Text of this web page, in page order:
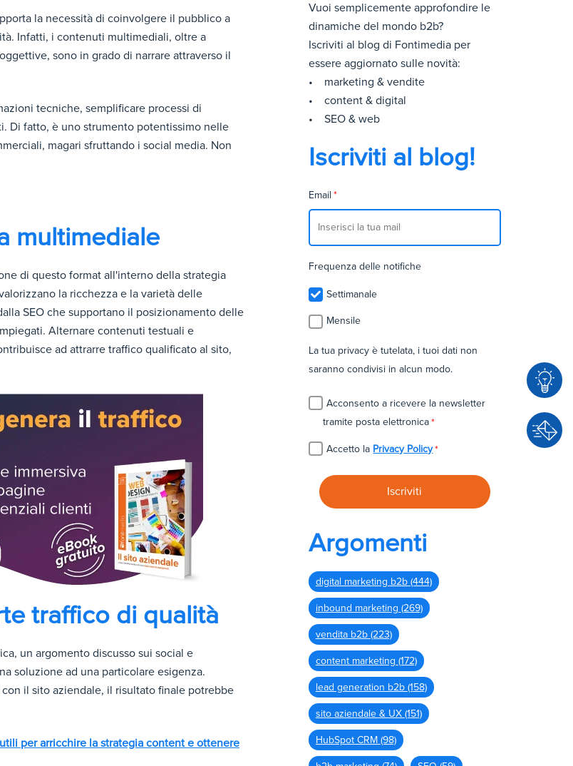
C
o
la necessità di coinvolgere il pubblico a
Infatti, i contenuti multimediali, oltre a
sono in grado di narrare attraverso il
tecniche, semplificare processi di
Di fatto, è uno strumento potentissimo nelle
magari sfruttando i social media. Non
multimediale
di questo format all'interno della strategia
la ricchezza e la varietà delle
SEO che supportano il posizionamento delle
Alternare contenuti testuali e
ad attrarre traffico qualificato al sito,
traffico di qualità
un argomento discusso sui social e
soluzione ad una particolare esigenza.
il sito aziendale, il risultato finale potrebbe
per arricchire la strategia content e ottenere
Vuoi semplicemente approfondire le
dinamiche del mondo b2b?
Iscriviti al blog di Fontimedia per
essere aggiornato sulle novità:
• marketing & vendite
• content & digital
• SEO & web
Iscriviti al blog!
Email *
Frequenza delle notifiche
Settimanale
Mensile
La tua privacy è tutelata, i tuoi dati non
saranno condivisi in alcun modo.
Acconsento a ricevere la newsletter
tramite posta elettronica*
Accetto la Privacy Policy*
Argomenti
digital marketing b2b (444)
inbound marketing (269)
vendita b2b (223)
content marketing (172)
lead generation b2b (158)
sito aziendale & UX (151)
HubSpot CRM (98)